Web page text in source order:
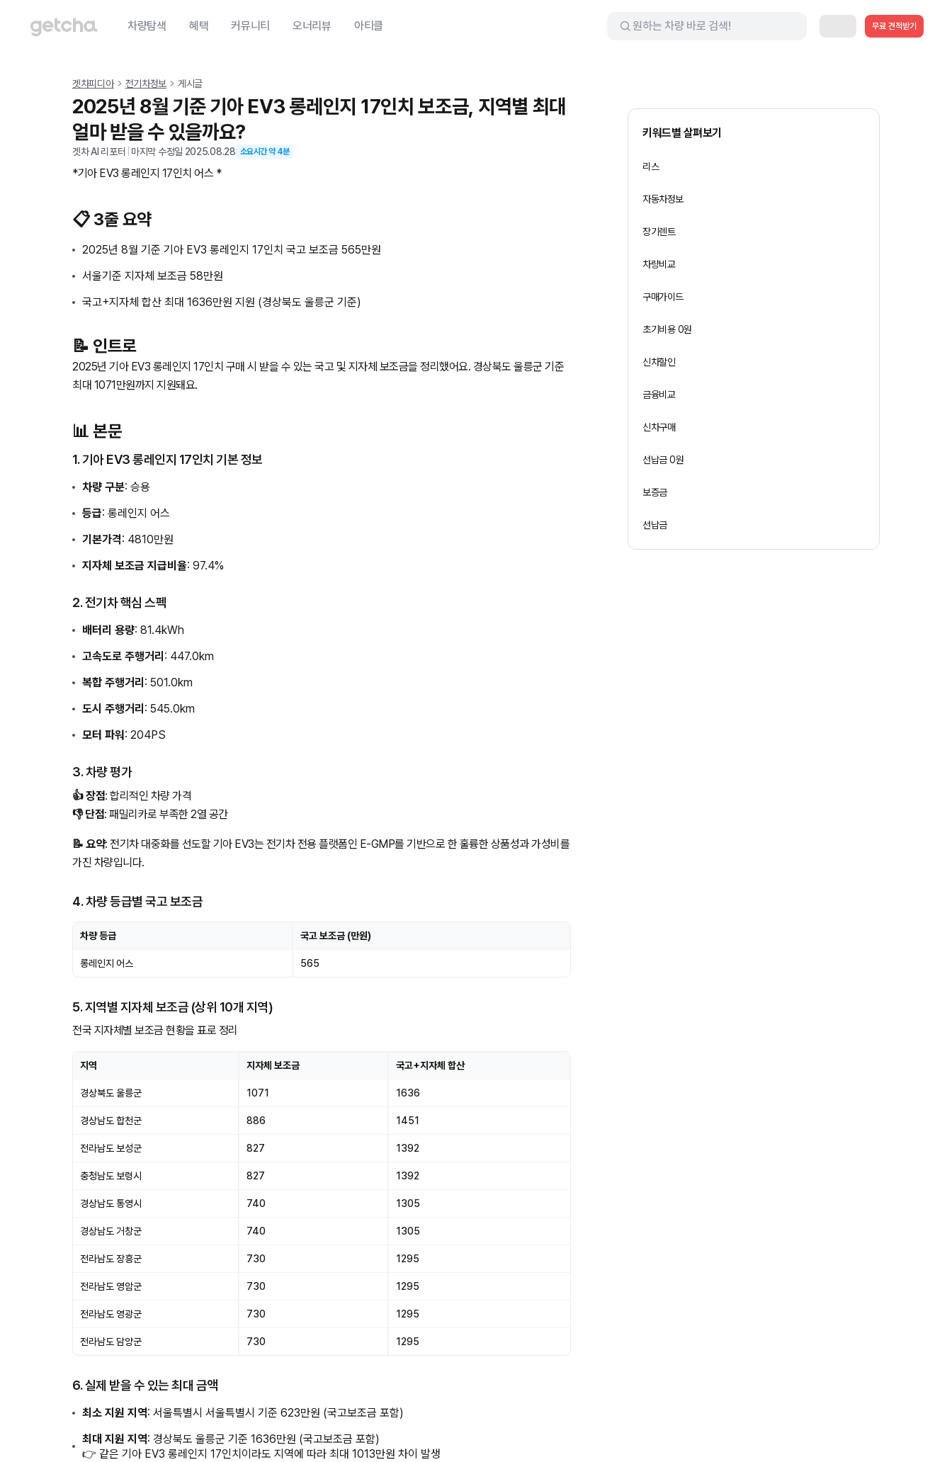
차량탐색 혜택 커뮤니티 오너리뷰 아티클 무료 견적받기
겟차피디아 전기차정보 게시글
2025년 8월 기준 기아 EV3 롱레인지 17인치 보조금, 지역별 최대
얼마 받을 수 있을까요?
겟차 AI 리포터 마지막 수정일 2025.08.28 소요시간 약4분
*기아 EV3 롱레인지 17인치 어스 *
📋 3줄 요약
2025년 8월 기준 기아 EV3 롱레인지 17인치 국고 보조금 565만원
서울기준 지자체 보조금 58만원
국고+지자체 합산 최대 1636만원 지원 (경상북도 울릉군 기준)
📝 인트로
2025년 기아 EV3 롱레인지 17인치 구매 시 받을 수 있는 국고 및 지자체 보조금을 정리했어요. 경상북도 울릉군 기준
최대 1071만원까지 지원돼요.
📊 본문
1. 기아 EV3 롱레인지 17인치 기본 정보
차량 구분: 승용
등급: 롱레인지 어스
기본가격: 4810만원
지자체 보조금 지급비율: 97.4%
2. 전기차 핵심 스펙
배터리 용량: 81.4kWh
고속도로 주행거리 : 447.0km
복합 주행거리 : 501.0km
도시 주행거리 : 545.0km
모터 파워: 204PS
3. 차량 평가
👍 장점: 합리적인 차량 가격
👎 단점: 패밀리카로 부족한 2열 공간
📝 요약: 전기차 대중화를 선도할 기아 EV3는 전기차 전용 플랫폼인 E-GMP를 기반으로 한 훌륭한 상품성과 가성비를
가진 차량입니다.
4. 차량 등급별 국고 보조금
차량 등급 국고 보조금 (만원)
롱레인지 어스 565
5. 지역별 지자체 보조금 (상위 10개 지역)
전국 지자체별 보조금 현황을 표로 정리
지역 지자체 보조금 국고+지자체 합산
경상북도 울릉군 1071 1636
경상남도 합천군 886 1451
전라남도 보성군 827 1392
충청남도 보령시 827 1392
경상남도 통영시 740 1305
경상남도 거창군 740 1305
전라남도 장흥군 730 1295
전라남도 영암군 730 1295
전라남도 영광군 730 1295
전라남도 담양군 730 1295
6. 실제 받을 수 있는 최대 금액
최소 지원 지역: 서울특별시 서울특별시 기준 623만원 (국고보조금 포함)
최대 지원 지역: 경상북도 울릉군 기준 1636만원 (국고보조금 포함)
👉 같은 기아 EV3 롱레인지 17인치이라도 지역에 따라 최대 1013만원 차이 발생
키워드별 살펴보기
리스
자동차정보
장기렌트
차량비교
구매가이드
초기비용 0원
신차할인
금융비교
신차구매
선납금 0원
보증금
선납금